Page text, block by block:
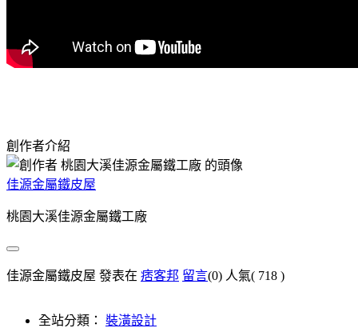
創作者介紹
佳源金屬鐵皮屋
桃園大溪佳源金屬鐵工廠
佳源金屬鐵皮屋 發表在 痞客邦 留言(0) 人氣( 718 )
全站分類： 裝潢設計